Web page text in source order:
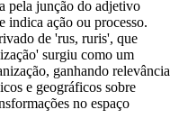
pela junção do adjetivo
indica ação ou processo.
de 'rus, ruris', que
surgiu como um
ganhando relevância
e geográficos sobre
no espaço